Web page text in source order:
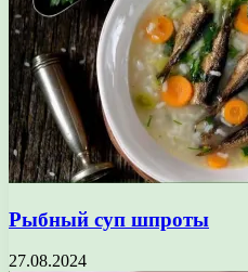
Рыбный суп шпроты
27.08.2024